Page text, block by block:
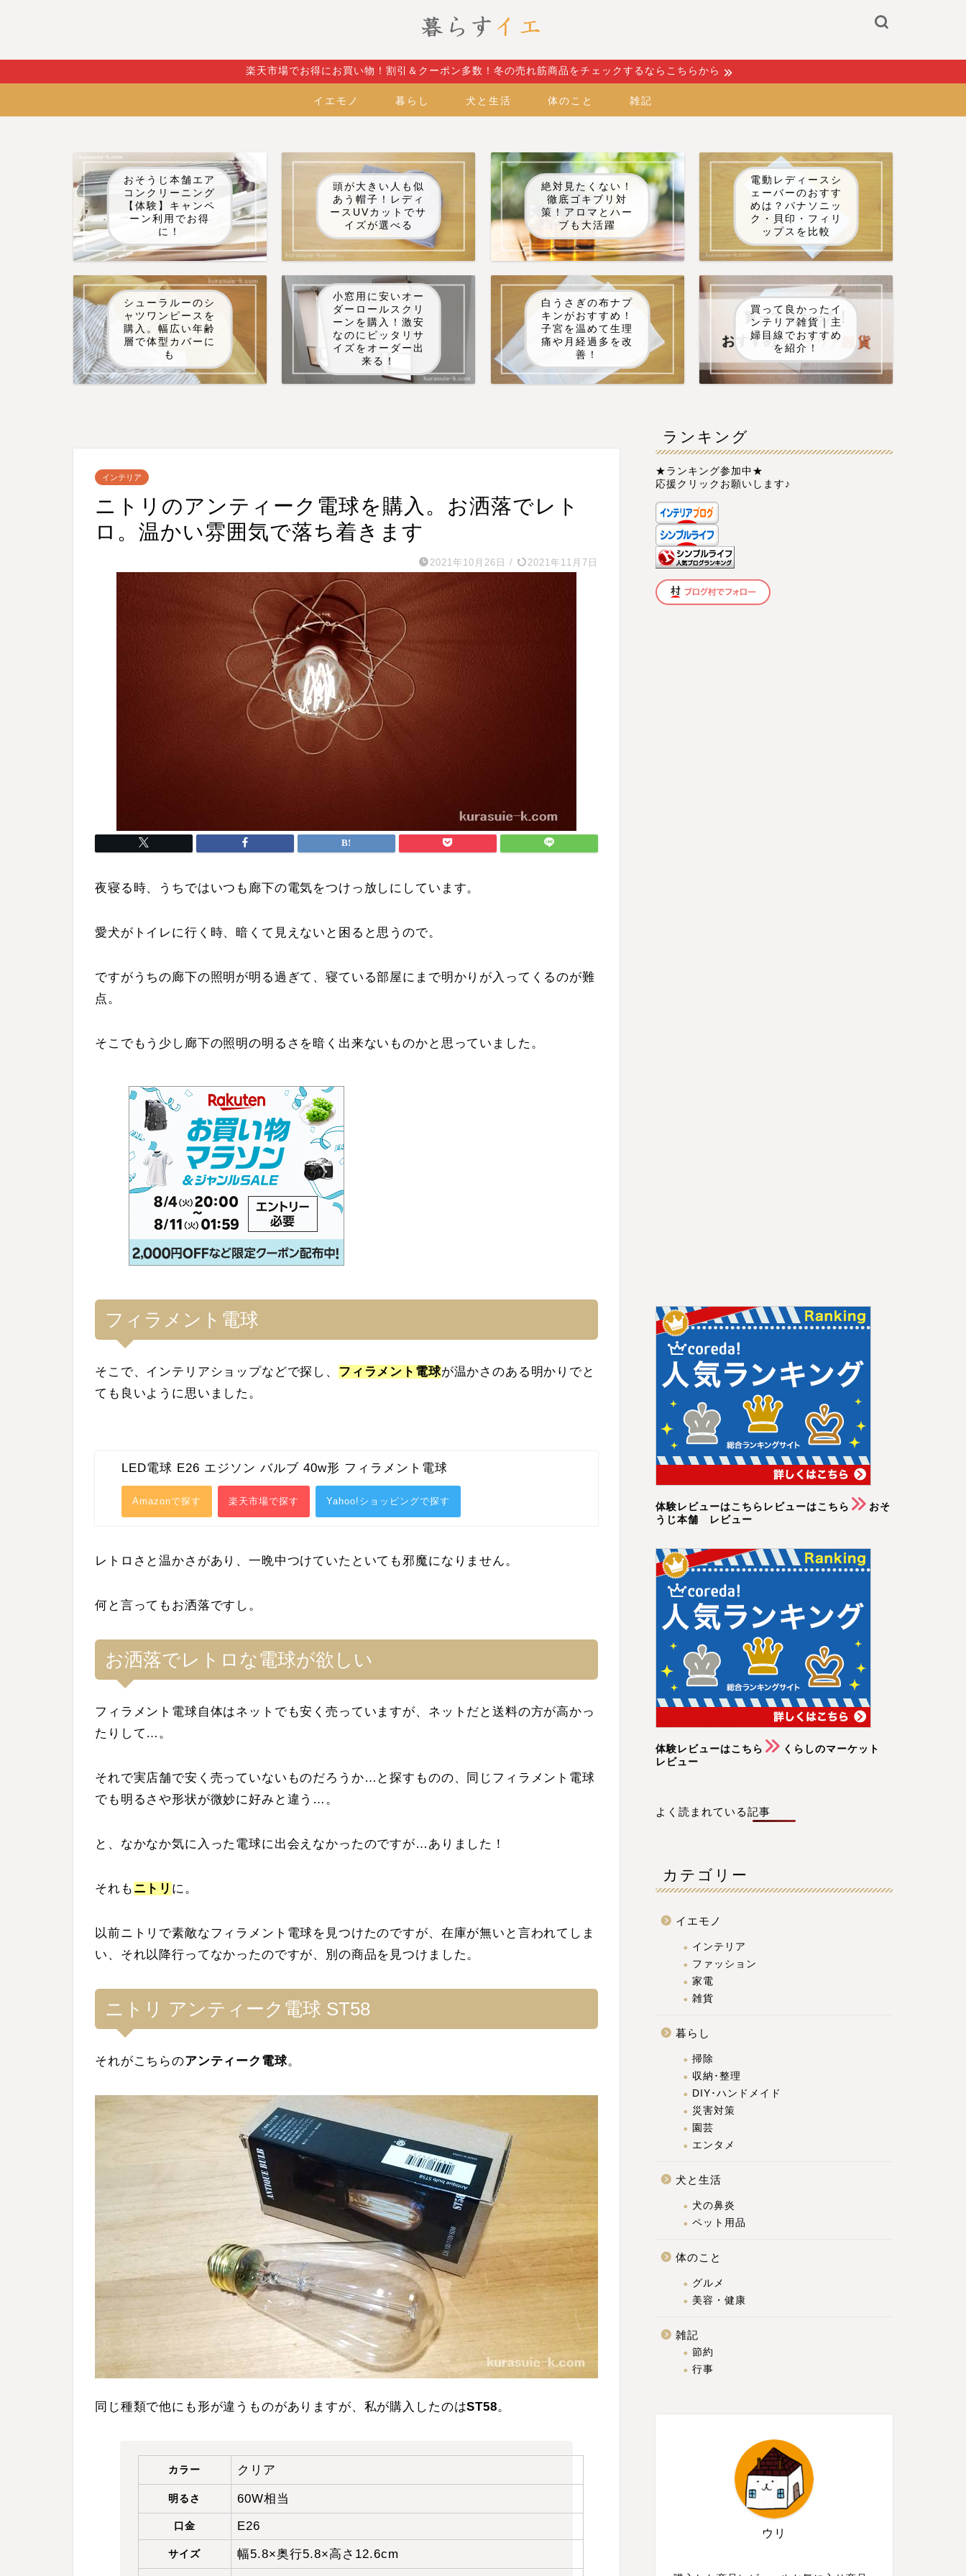
楽天市場でお得にお買い物！割引＆クーポン多数！冬の売れ筋商品をチェックするならこちらから
イエモノ 暮らし 犬と生活 体のこと 雑記
おそうじ本舗エア
コンクリーニング
【体験】キャンペ
ーン利用でお得
に！
頭が大きい人も似
あう帽子！レディ
ースUVカットでサ
イズが選べる
絶対見たくない！
徹底ゴキブリ対
策！アロマとハー
ブも大活躍
電動レディースシ
ェーバーのおすす
めは？パナソニッ
ク・貝印・フィリ
ップスを比較
シューラルーのシ
ャツワンピースを
購入。幅広い年齢
層で体型カバーに
も
小窓用に安いオー
ダーロールスクリ
ーンを購入！激安
なのにピッタリサ
イズをオーダー出
来る！
白うさぎの布ナプ
キンがおすすめ！
子宮を温めて生理
痛や月経過多を改
善！
買って良かったイ
ンテリア雑貨｜主
婦目線でおすすめ
を紹介！
インテリア
ニトリのアンティーク電球を購入。お洒落でレト
ロ。温かい雰囲気で落ち着きます
2021年10月26日 / 2021年11月7日
夜寝る時、うちではいつも廊下の電気をつけっ放しにしています。
愛犬がトイレに行く時、暗くて見えないと困ると思うので。
ですがうちの廊下の照明が明る過ぎて、寝ている部屋にまで明かりが入ってくるのが難
点。
そこでもう少し廊下の照明の明るさを暗く出来ないものかと思っていました。
フィラメント電球
そこで、インテリアショップなどで探し、 フィラメント電球が温かさのある明かりでと
ても良いように思いました。
LED電球 E26 エジソン バルブ 40w形 フィラメント電球
Amazonで探す 楽天市場で探す Yahoo!ショッピングで探す
レトロさと温かさがあり、一晩中つけていたといても邪魔になりません。
何と言ってもお洒落ですし。
お洒落でレトロな電球が欲しい
フィラメント電球自体はネットでも安く売っていますが、ネットだと送料の方が高かっ
たりして…。
それで実店舗で安く売っていないものだろうか…と探すものの、同じフィラメント電球
でも明るさや形状が微妙に好みと違う…。
と、なかなか気に入った電球に出会えなかったのですが…ありました！
それも ニトリ に。
以前ニトリで素敵なフィラメント電球を見つけたのですが、在庫が無いと言われてしま
い、それ以降行ってなかったのですが、別の商品を見つけました。
ニトリ アンティーク電球 ST58
それがこちらのアンティーク電球。
同じ種類で他にも形が違うものがありますが、私が購入したのはST58。
カラー クリア
明るさ 60W相当
口金 E26
サイズ 幅5.8×奥行5.8×高さ12.6cm
ランキング
★ランキング参加中★
応援クリックお願いします♪
体験レビューはこちらレビューはこちら
おそ
うじ本舗 レビュー
体験レビューはこちら
くらしのマーケット
レビュー
よく読まれている記事
カテゴリー
イエモノ
インテリア
ファッション
家電
雑貨
暮らし
掃除
収納･整理
DIY･ハンドメイド
災害対策
園芸
エンタメ
犬と生活
犬の鼻炎
ペット用品
体のこと
グルメ
美容・健康
雑記
節約
行事
ウリ